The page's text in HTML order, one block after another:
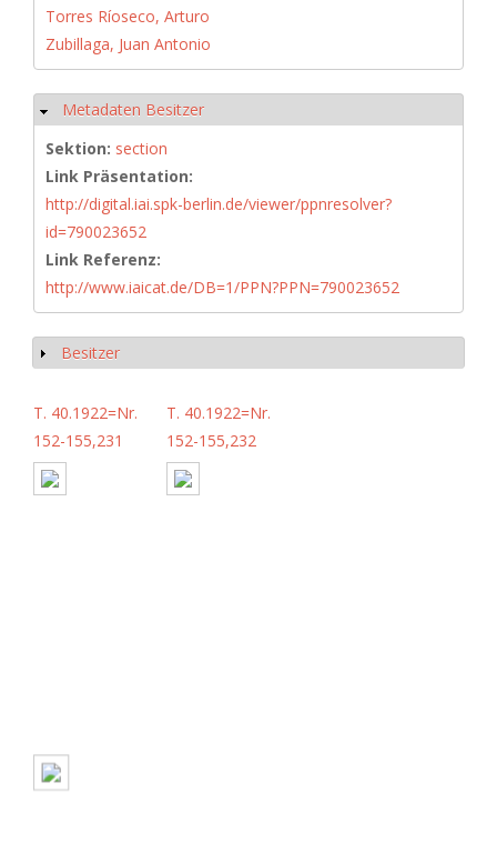
Torres Ríoseco, Arturo
Zubillaga, Juan Antonio
Hide
Metadaten Besitzer
Sektion: section
Link Präsentation:
http://digital.iai.spk-berlin.de/viewer/ppnresolver?
id=790023652
Link Referenz:
http://www.iaicat.de/DB=1/PPN?PPN=790023652
Show
Besitzer
T. 40.1922=Nr.
152-155,231
T. 40.1922=Nr.
152-155,232